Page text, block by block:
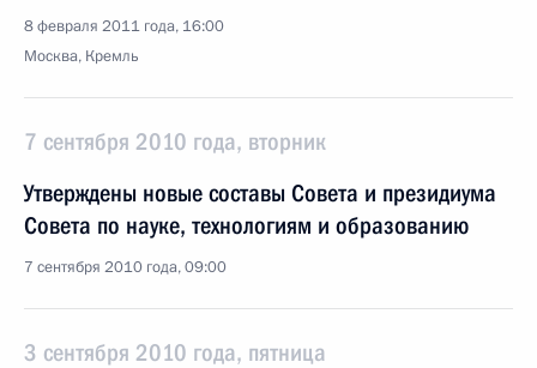
8 февраля 2011 года, 16:00
Москва, Кремль
7 сентября 2010 года, вторник
Утверждены новые составы Совета и президиума
Совета по науке, технологиям и образованию
7 сентября 2010 года, 09:00
3 сентября 2010 года, пятница